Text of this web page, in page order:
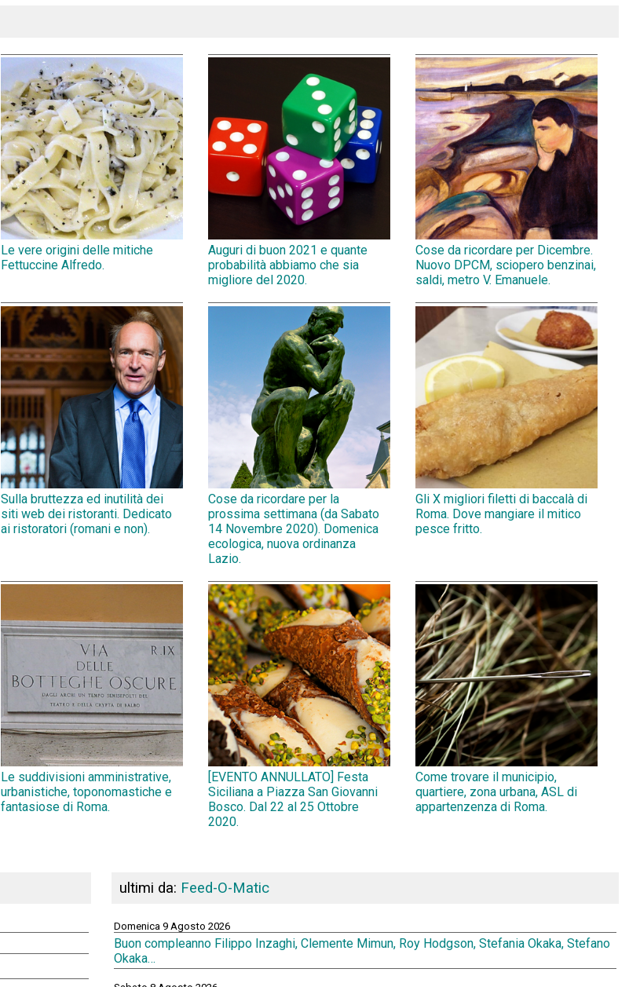
Le vere origini delle mitiche
Fettuccine Alfredo.
Auguri di buon 2021 e quante
probabilità abbiamo che sia
migliore del 2020.
Cose da ricordare per Dicembre.
Nuovo DPCM, sciopero benzinai,
saldi, metro V. Emanuele.
Sulla bruttezza ed inutilità dei
siti web dei ristoranti. Dedicato
ai ristoratori (romani e non).
Cose da ricordare per la
prossima settimana (da Sabato
14 Novembre 2020). Domenica
ecologica, nuova ordinanza
Lazio.
Gli X migliori filetti di baccalà di
Roma. Dove mangiare il mitico
pesce fritto.
Le suddivisioni amministrative,
urbanistiche, toponomastiche e
fantasiose di Roma.
[EVENTO ANNULLATO] Festa
Siciliana a Piazza San Giovanni
Bosco. Dal 22 al 25 Ottobre
2020.
Come trovare il municipio,
quartiere, zona urbana, ASL di
appartenzenza di Roma.
ultimi da: Feed-O-Matic
Domenica 9 Agosto 2026
Buon compleanno Filippo Inzaghi, Clemente Mimun, Roy Hodgson, Stefania Okaka, Stefano
Okaka…